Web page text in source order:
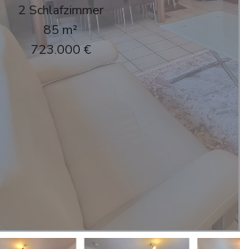
2 Schlafzimmer
85 m²
723.000 €